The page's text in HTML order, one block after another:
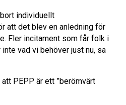
individuellt
att det blev en anledning för
Fler incitament som får folk i
vad vi behöver just nu, sa
PEPP är ett ”berömvärt